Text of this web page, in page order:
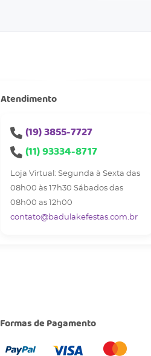
Atendimento
(19)3855-7727
(11)93334-8717
Loja Virtual: Segunda à Sexta das
08h00 às 17h30 Sábados das
08h00 as 12h00
contato@badulakefestas.com.br
Formas de Pagamento